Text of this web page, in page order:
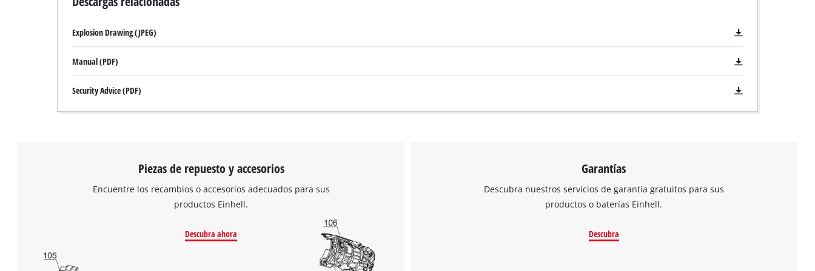
Explosion Drawing (JPEG)
Manual (PDF)
Security Advice (PDF)
Piezas de repuesto y accesorios
Encuentre los recambios o accesorios adecuados para sus
productos Einhell.
Descubra ahora
Garantías
Descubra nuestros servicios de garantía gratuitos para sus
productos o baterías Einhell.
Descubra